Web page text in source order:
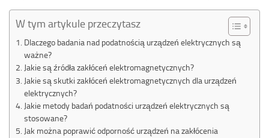
W tym artykule przeczytasz
Dlaczego badania nad podatnością urządzeń elektrycznych są
ważne?
Jakie są źródła zakłóceń elektromagnetycznych?
Jakie są skutki zakłóceń elektromagnetycznych dla urządzeń
elektrycznych?
Jakie metody badań podatności urządzeń elektrycznych są
stosowane?
Jak można poprawić odporność urządzeń na zakłócenia